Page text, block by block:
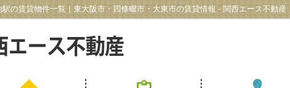
駅の賃貸物件一覧｜東大阪市・四條畷市・大東市の賃貸情報 - 関西エース不動産